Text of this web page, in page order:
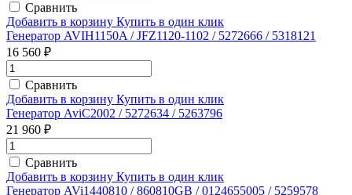
Сравнить
Добавить в корзину Купить в один клик
Генератор AVIH1150A / JFZ1120-1102 / 5272666 / 5318121
16 560 ₽
Сравнить
Добавить в корзину Купить в один клик
Генератор AviC2002 / 5272634 / 5263796
21 960 ₽
Сравнить
Добавить в корзину Купить в один клик
Генератор AVi1440810 / 860810GB / 0124655005 / 5259578